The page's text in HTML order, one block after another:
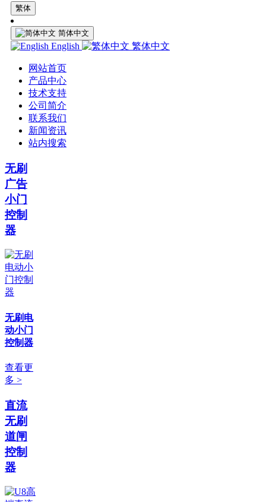
繁体
简体中文
English 繁体中文
网站首页
产品中心
技术支持
公司简介
联系我们
新闻资讯
站内搜索
无刷
广告
小门
控制
器
无刷电
动小门
控制器
查看更
多 >
直流
无刷
道闸
控制
器